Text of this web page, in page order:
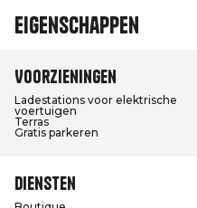
Eigenschappen
Voorzieningen
Ladestations voor elektrische
voertuigen
Terras
Gratis parkeren
Diensten